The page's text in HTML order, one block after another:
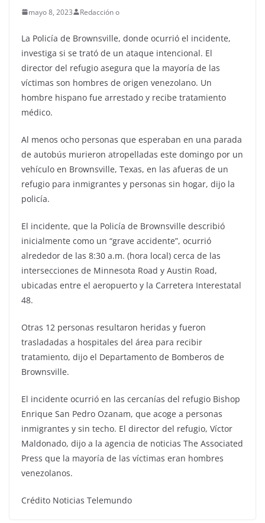
mayo 8, 2023 Redacción o
La Policía de Brownsville, donde ocurrió el incidente,
investiga si se trató de un ataque intencional. El
director del refugio asegura que la mayoría de las
víctimas son hombres de origen venezolano. Un
hombre hispano fue arrestado y recibe tratamiento
médico.
Al menos ocho personas que esperaban en una parada
de autobús murieron atropelladas este domingo por un
vehículo en Brownsville, Texas, en las afueras de un
refugio para inmigrantes y personas sin hogar, dijo la
policía.
El incidente, que la Policía de Brownsville describió
inicialmente como un “grave accidente”, ocurrió
alrededor de las 8:30 a.m. (hora local) cerca de las
intersecciones de Minnesota Road y Austin Road,
ubicadas entre el aeropuerto y la Carretera Interestatal
48.
Otras 12 personas resultaron heridas y fueron
trasladadas a hospitales del área para recibir
tratamiento, dijo el Departamento de Bomberos de
Brownsville.
El incidente ocurrió en las cercanías del refugio Bishop
Enrique San Pedro Ozanam, que acoge a personas
inmigrantes y sin techo. El director del refugio, Víctor
Maldonado, dijo a la agencia de noticias The Associated
Press que la mayoría de las víctimas eran hombres
venezolanos.
Crédito Noticias Telemundo